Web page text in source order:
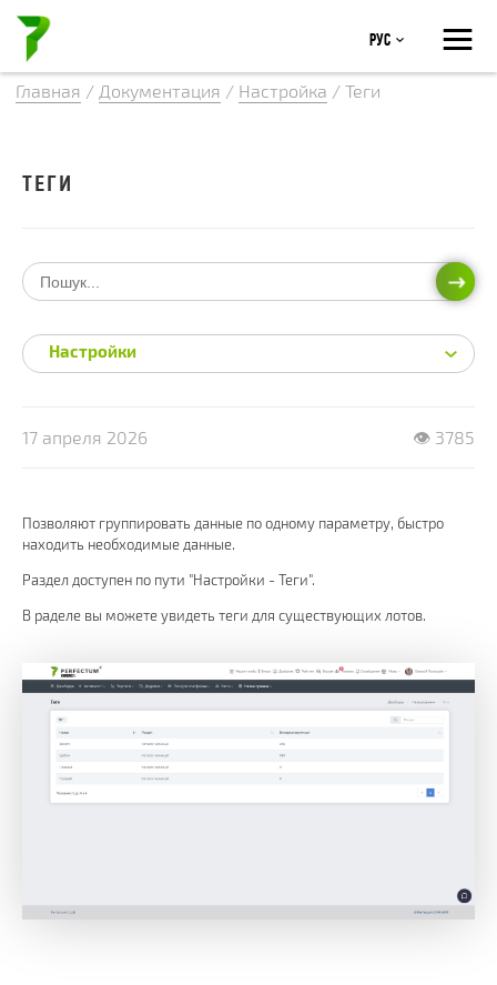
≡
Рус
Главная / Документация / Настройка / Теги
17 апреля 2026 👁 3785
Позволяют группировать данные по одному параметру, быстро
находить необходимые данные.
Раздел доступен по пути "Настройки - Теги".
В раделе вы можете увидеть теги для существующих лотов.
ТЕГИ
Настройки